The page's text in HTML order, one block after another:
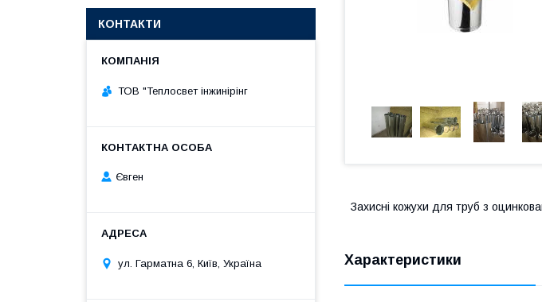
Захисні кожухи для труб з
Характеристики
КОНТАКТИ
ТОВ "Теплосвет інжинірінг
Євген
ул. Гарматна 6, Київ, Україна